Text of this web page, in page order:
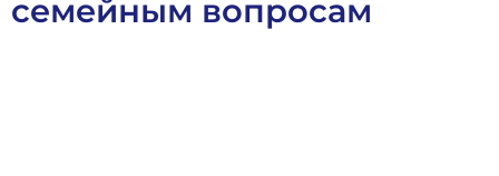
семейным вопросам